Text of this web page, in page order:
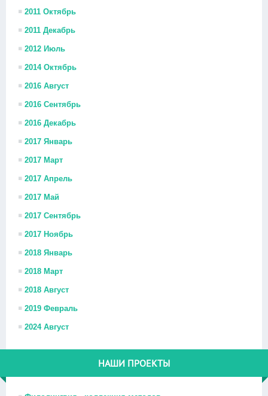
2011 Октябрь
2011 Декабрь
2012 Июль
2014 Октябрь
2016 Август
2016 Сентябрь
2016 Декабрь
2017 Январь
2017 Март
2017 Апрель
2017 Май
2017 Сентябрь
2017 Ноябрь
2018 Январь
2018 Март
2018 Август
2019 Февраль
2024 Август
НАШИ ПРОЕКТЫ